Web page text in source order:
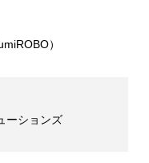
）
ーションズ